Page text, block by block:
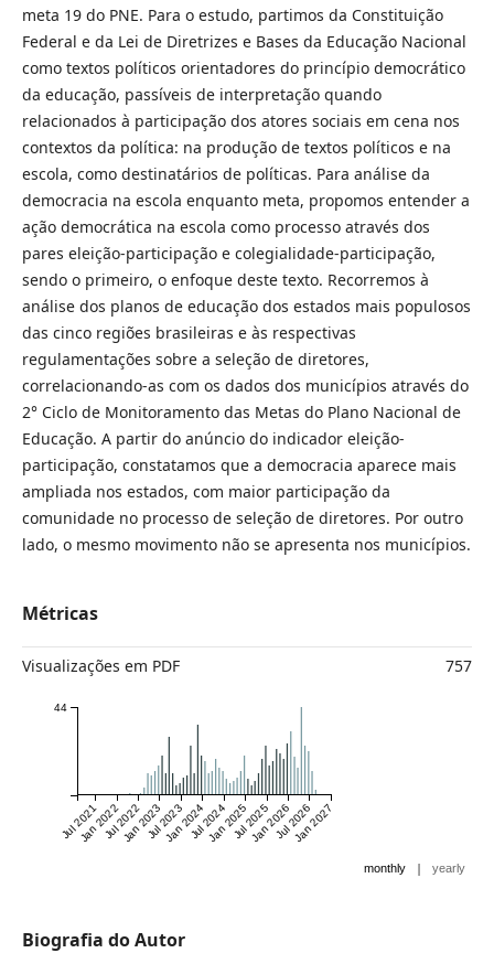
meta 19 do PNE. Para o estudo, partimos da Constituição
Federal e da Lei de Diretrizes e Bases da Educação Nacional
como textos políticos orientadores do princípio democrático
da educação, passíveis de interpretação quando
relacionados à participação dos atores sociais em cena nos
contextos da política: na produção de textos políticos e na
escola, como destinatários de políticas. Para análise da
democracia na escola enquanto meta, propomos entender a
ação democrática na escola como processo através dos
pares eleição-participação e colegialidade-participação,
sendo o primeiro, o enfoque deste texto. Recorremos à
análise dos planos de educação dos estados mais populosos
das cinco regiões brasileiras e às respectivas
regulamentações sobre a seleção de diretores,
correlacionando-as com os dados dos municípios através do
2° Ciclo de Monitoramento das Metas do Plano Nacional de
Educação. A partir do anúncio do indicador eleição-
participação, constatamos que a democracia aparece mais
ampliada nos estados, com maior participação da
comunidade no processo de seleção de diretores. Por outro
lado, o mesmo movimento não se apresenta nos municípios.
Métricas
Visualizações em PDF 757
Jul 2021
Jan 2022Jul 2022Jan 2023Jul 2023Jan 2024Jul 2024Jan 2025Jul 2025Jan 2026Jul 2026Jan 2027
44
monthly | yearly
Biografia do Autor